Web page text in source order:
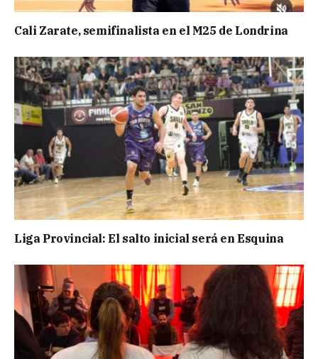
Cali Zarate, semifinalista en el M25 de Londrina
Liga Provincial: El salto inicial será en Esquina